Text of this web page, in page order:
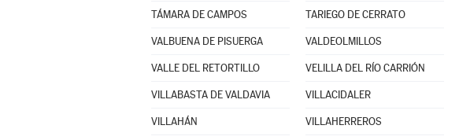
TÁMARA DE CAMPOS TARIEGO DE CERRATO
VALBUENA DE PISUERGA VALDEOLMILLOS
VALLE DEL RETORTILLO VELILLA DEL RÍO CARRIÓN
VILLABASTA DE VALDAVIA VILLACIDALER
VILLAHÁN VILLAHERREROS